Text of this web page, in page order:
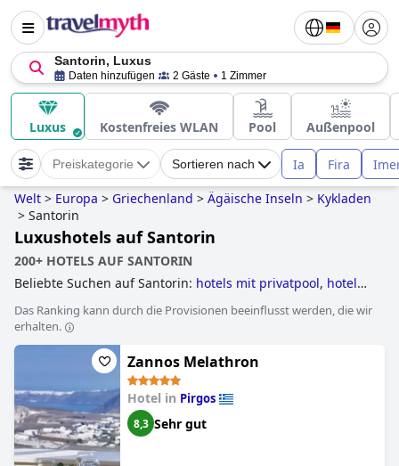
Santorin, Luxus
Daten hinzufügen 2 Gäste 1 Zimmer
Luxus Kostenfreies WLAN Pool Außenpool
Preiskategorie Sortieren nach Ia Fira
Welt > Europa > Griechenland > Ägäische Inseln > Kykladen
> Santorin
Luxushotels auf Santorin
200+ HOTELS AUF SANTORIN
Beliebte Suchen auf Santorin: hotels mit privatpool, hotels
boutique-stil,hotels mit pool,hotels mit all inclusive
angeboten
hotels,hotels direkt am strand
günstige hotels.
Das Ranking kann durch die Provisionen beeinflusst werden, die wir
erhalten.
Zannos Melathron
Hotel in Pirgos
8,3 Sehr gut